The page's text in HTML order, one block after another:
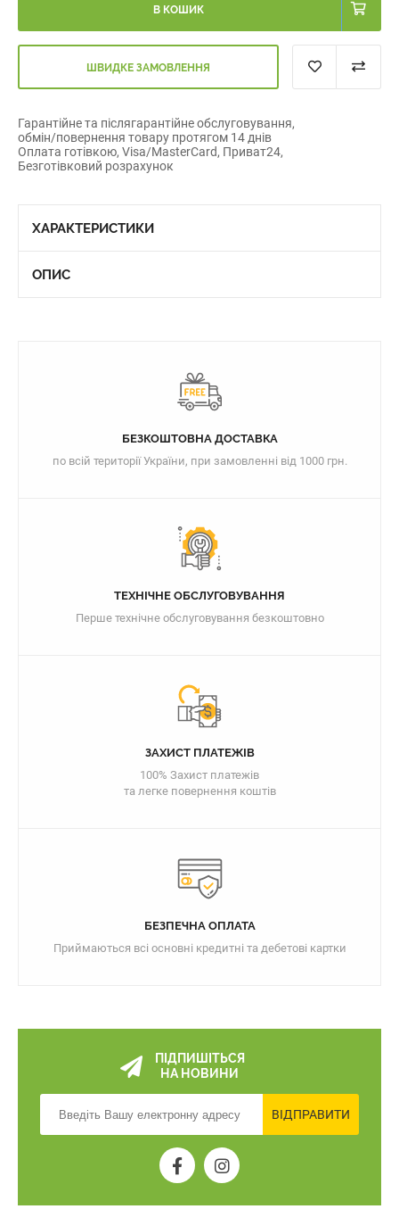
В КОШИК
ШВИДКЕ ЗАМОВЛЕННЯ
Гарантійне та післягарантійне обслуговування,
обмін/повернення товару протягом 14 днів
Оплата готівкою, Visa/MasterCard, Приват24,
Безготівковий розрахунок
ХАРАКТЕРИСТИКИ
ОПИС
БЕЗКОШТОВНА ДОСТАВКА
по всій території України, при замовленні від 1000 грн.
ТЕХНІЧНЕ ОБСЛУГОВУВАННЯ
Перше технічне обслуговування безкоштовно
ЗАХИСТ ПЛАТЕЖІВ
100% Захист платежів
та легке повернення коштів
БЕЗПЕЧНА ОПЛАТА
Приймаються всі основні кредитні та дебетові картки
ПІДПИШІТЬСЯ
НА НОВИНИ
ВІДПРАВИТИ